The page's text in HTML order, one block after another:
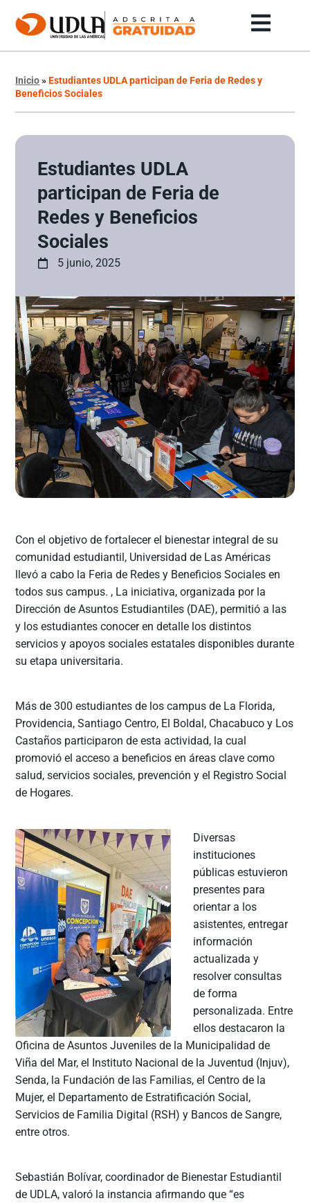
Inicio»Estudiantes UDLA participan de Feria de Redes y
Beneficios Sociales
Estudiantes UDLA
participan de Feria de
Redes y Beneficios
Sociales
5 junio, 2025
Con el objetivo de fortalecer el bienestar integral de su
comunidad estudiantil, Universidad de Las Américas
llevó a cabo la Feria de Redes y Beneficios Sociales en
todos sus campus. , La iniciativa, organizada por la
Dirección de Asuntos Estudiantiles (DAE), permitió a las
y los estudiantes conocer en detalle los distintos
servicios y apoyos sociales estatales disponibles durante
su etapa universitaria.
Más de 300 estudiantes de los campus de La Florida,
Providencia, Santiago Centro, El Boldal, Chacabuco y Los
Castaños participaron de esta actividad, la cual
promovió el acceso a beneficios en áreas clave como
salud, servicios sociales, prevención y el Registro Social
de Hogares.
Diversas
instituciones
públicas estuvieron
presentes para
orientar a los
asistentes, entregar
información
actualizada y
resolver consultas
de forma
personalizada. Entre
ellos destacaron la
Oficina de Asuntos Juveniles de la Municipalidad de
Viña del Mar, el Instituto Nacional de la Juventud (Injuv),
Senda, la Fundación de las Familias, el Centro de la
Mujer, el Departamento de Estratificación Social,
Servicios de Familia Digital (RSH) y Bancos de Sangre,
entre otros.
Sebastián Bolívar, coordinador de Bienestar Estudiantil
de UDLA, valoró la instancia afirmando que “es